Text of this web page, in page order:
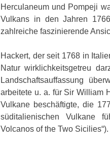
Herculaneum und Pompeji
Vulkans in den Jahren
zahlreiche faszinierende
Hackert, der seit 1768 in
Natur wirklichkeitsgetreu
Landschaftsauffassung
arbeitete u. a. für Sir William
Vulkane beschäftigte, die
süditalienischen Vulkane
Volcanos of the Two Sicilies“).